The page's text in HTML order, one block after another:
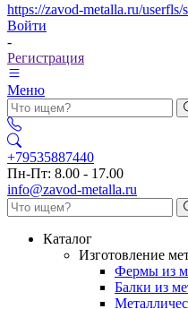
https://zavod-metalla.ru/userfls/
Войти
-
Регистрация
Меню
+79535887440
Пн-Пт: 8.00 - 17.00
info@zavod-metalla.ru
Каталог
Изготовление
Фермы из
Балки из